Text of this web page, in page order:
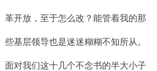
革开放，至于怎么改？能管着我的那
些基层领导也是迷迷糊糊不知所从。
面对我们这十几个不念书的半大小子